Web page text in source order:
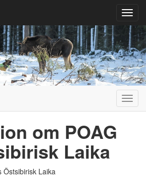
om POAG
Laika
Östsibirisk Laika